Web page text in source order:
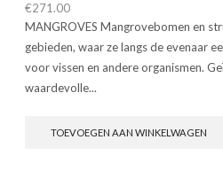
€271.00
MANGROVES Mangrovebomen en
gebieden, waar ze langs de evenaar
voor vissen en andere organismen.
waardevolle...
TOEVOEGEN AAN WINKELWAGEN